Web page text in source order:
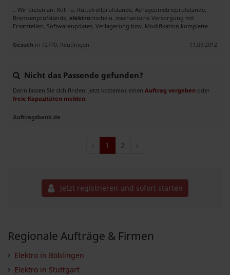
.. Wir bieten an: Roll- u. Rüttelrollprüfstände, Achsgeometrieprüfstände,
Bremsenprüfstände, elektronische u. mechanische Versorgung mit
Ersatzteilen, Softwareupdates, Verlagerung bzw. Modifikation komplette ..
Gesuch in 72770, Reutlingen 11.09.2012
Nicht das Passende gefunden?
Dann lassen Sie sich finden: Jetzt kostenlos einen Auftrag vergeben oder
freie Kapazitäten melden.
Auftragsbank.de
‹ 1 2 ›
Jetzt registrieren und sofort starten
Regionale Aufträge & Firmen
Elektro in Böblingen
Elektro in Stuttgart